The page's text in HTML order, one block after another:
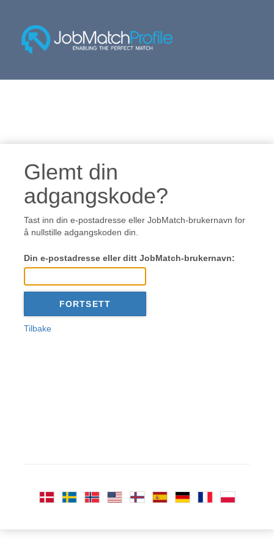
Glemt din
adgangskode?
Tast inn din e-postadresse eller JobMatch-brukernavn for
å nullstille adgangskoden din.
Din e-postadresse eller ditt JobMatch-brukernavn:
Tilbake